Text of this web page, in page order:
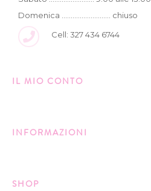
Domenica ........................... chiuso
Cell: 327 434 6744
IL MIO CONTO
INFORMAZIONI
SHOP